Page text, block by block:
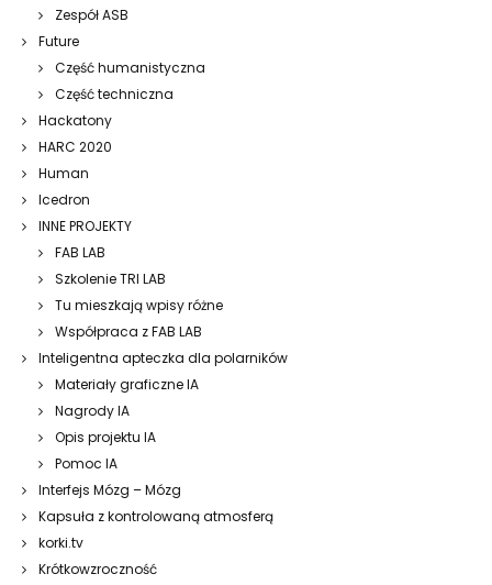
Zespół ASB
Future
Część humanistyczna
Część techniczna
Hackatony
HARC 2020
Human
Icedron
INNE PROJEKTY
FAB LAB
Szkolenie TRI LAB
Tu mieszkają wpisy różne
Współpraca z FAB LAB
Inteligentna apteczka dla polarników
Materiały graficzne IA
Nagrody IA
Opis projektu IA
Pomoc IA
Interfejs Mózg – Mózg
Kapsuła z kontrolowaną atmosferą
korki.tv
Krótkowzroczność